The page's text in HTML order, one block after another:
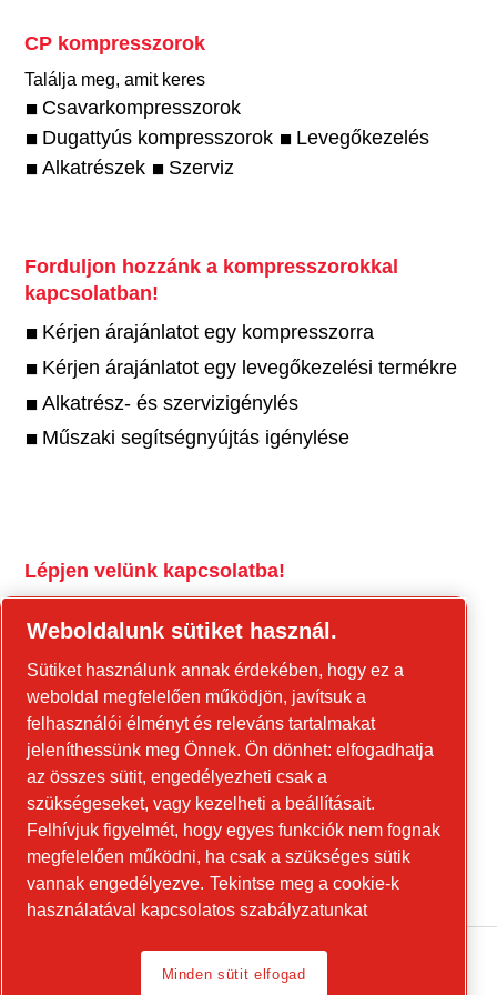
CP kompresszorok
Találja meg, amit keres
Csavarkompresszorok
Dugattyús kompresszorok
Levegőkezelés
Alkatrészek
Szerviz
Forduljon hozzánk a kompresszorokkal
kapcsolatban!
Kérjen árajánlatot egy kompresszorra
Kérjen árajánlatot egy levegőkezelési termékre
Alkatrész- és szervizigénylés
Műszaki segítségnyújtás igénylése
Lépjen velünk kapcsolatba!
Forduljon hozzánk az építőipari
berendezésekkel és a mobil energiaellátási
berendezésekkel kapcsolatban!
power-technique.cp.hu
Linkedin
YouTube
Weboldalunk sütiket használ.
Sütiket használunk annak érdekében, hogy ez a
weboldal megfelelően működjön, javítsuk a
felhasználói élményt és releváns tartalmakat
jeleníthessünk meg Önnek. Ön dönhet: elfogadhatja
az összes sütit, engedélyezheti csak a
szükségeseket, vagy kezelheti a beállításait.
Felhívjuk figyelmét, hogy egyes funkciók nem fognak
megfelelően működni, ha csak a szükséges sütik
vannak engedélyezve. Tekintse meg a cookie-k
használatával kapcsolatos szabályzatunkat
Minden sütit elfogad